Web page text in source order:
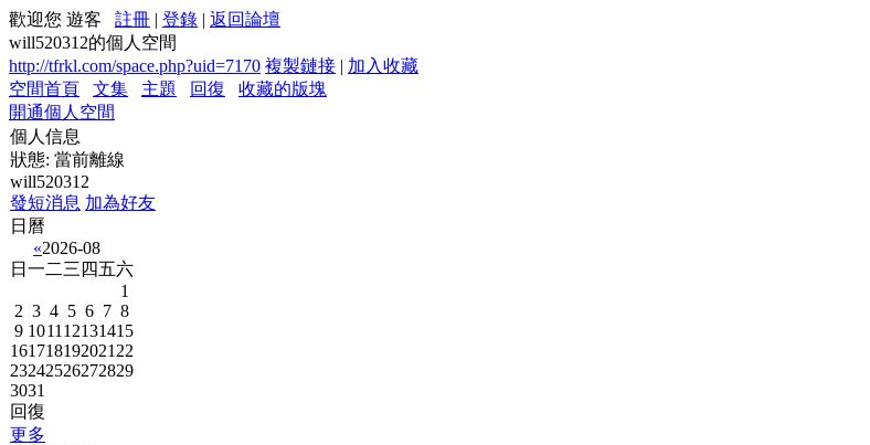
歡迎您 遊客 註冊 | 登錄 | 返回論壇
will520312的個人空間
http://tfrkl.com/space.php?uid=7170 複製鏈接 | 加入收藏
空間首頁
文集 主題 回復
收藏的版塊
開通個人空間
個人信息
狀態: 當前離線
will520312
發短消息 加為好友
日曆
«2026-08
日 一二三 四五六
1
2 3 4 5 6 7 8
9 1011 12131415
161718192021 22
23242526272829
3031
回復
更多